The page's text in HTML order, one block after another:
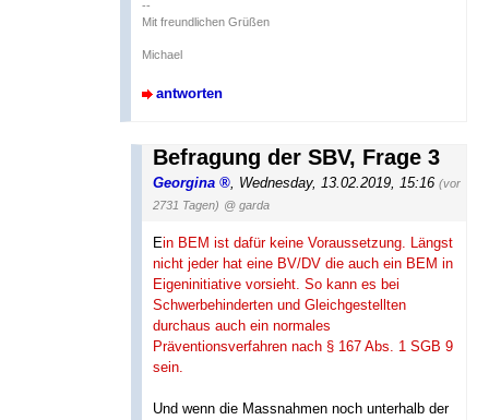
--
Mit freundlichen Grüßen
Michael
antworten
Befragung der SBV, Frage 3
Georgina , Wednesday, 13.02.2019, 15:16 (vor
2731 Tagen) @ garda
Ein BEM ist dafür keine Voraussetzung. Längst
nicht jeder hat eine BV/DV die auch ein BEM in
Eigeninitiative vorsieht. So kann es bei
Schwerbehinderten und Gleichgestellten
durchaus auch ein normales
Präventionsverfahren nach § 167 Abs. 1 SGB 9
sein.
Und wenn die Massnahmen noch unterhalb der